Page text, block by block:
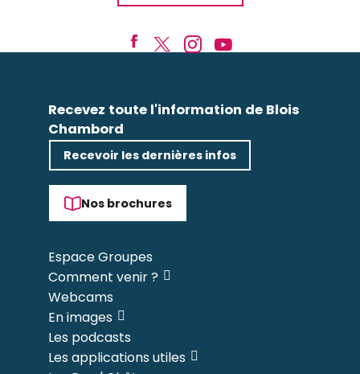
Recevez toute l'information de Blois
Chambord
Recevoir les dernières infos
Nos brochures
Espace Groupes
Comment venir ?
Webcams
En images
Les podcasts
Les applications utiles